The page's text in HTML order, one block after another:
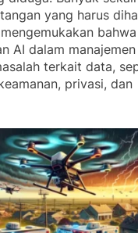
yang harus
bahwa
AI dalam manajemen
terkait data,
privasi, dan